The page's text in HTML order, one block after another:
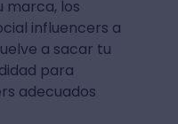
marca, los
influencers a
a sacar tu
para
adecuados